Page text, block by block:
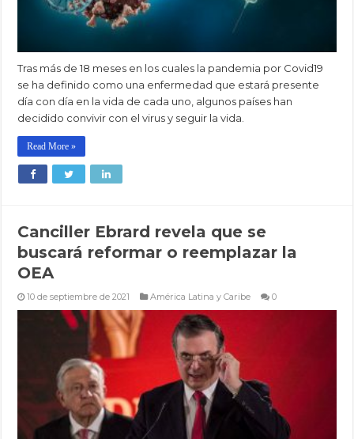
Tras más de 18 meses en los cuales la pandemia por Covid19
se ha definido como una enfermedad que estará presente
día con día en la vida de cada uno, algunos países han
decidido convivir con el virus y seguir la vida.
Read More »
Canciller Ebrard revela que se
buscará reformar o reemplazar la
OEA
10 de septiembre de 2021 América Latina y Caribe 0